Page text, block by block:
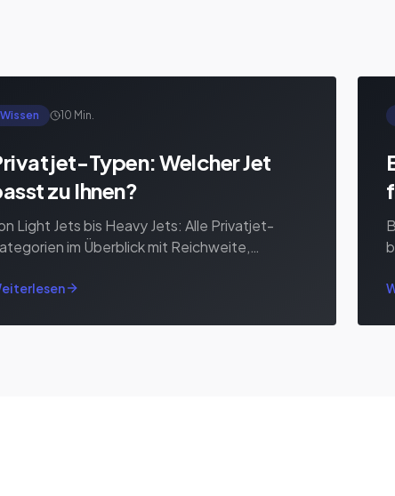
Wissen 10 Min.
Typen: Welcher Jet
zu Ihnen?
Light Jets bis Heavy Jets: Alle Privatjet-
im Überblick mit Reichweite,